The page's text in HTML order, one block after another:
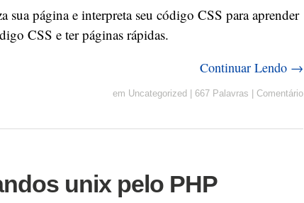
sua página e interpreta seu código CSS para aprender
CSS e ter páginas rápidas.
Continuar Lendo →
em Uncategorized 667 Palavras Comentário
unix pelo PHP